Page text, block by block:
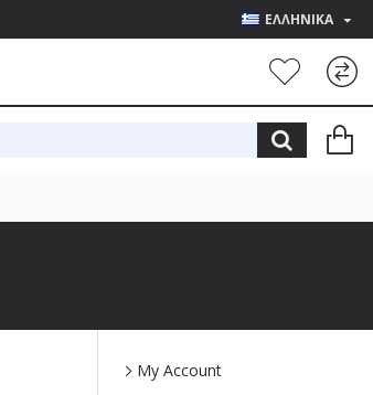
ΕΛΛΗΝΙΚΑ
My Account